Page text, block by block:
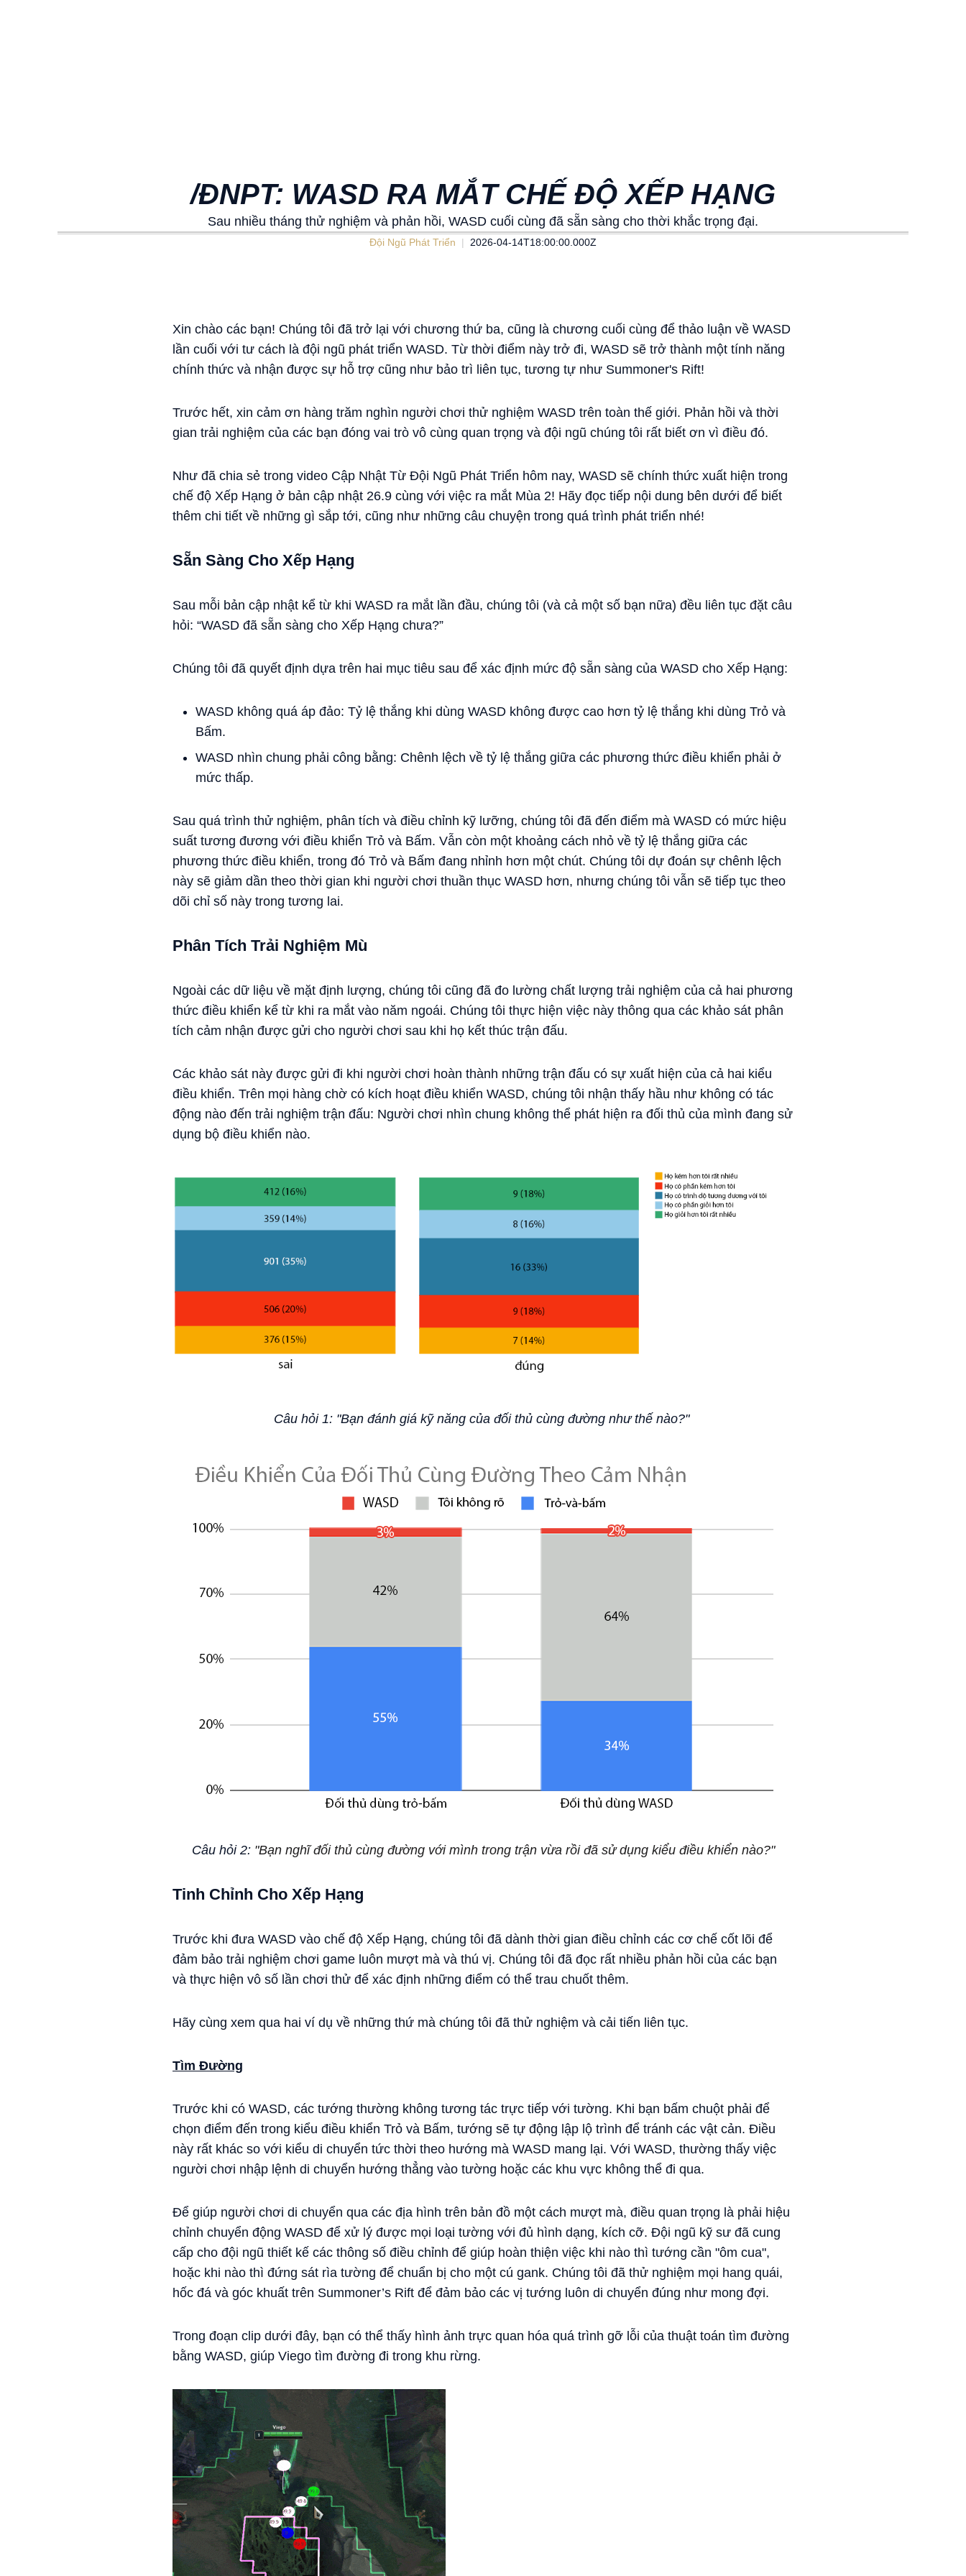
/ĐNPT: WASD RA MẮT CHẾ ĐỘ XẾP HẠNG
Sau nhiều tháng thử nghiệm và phản hồi, WASD cuối cùng đã sẵn sàng cho thời khắc trọng đại.
Đội Ngũ Phát Triển 2026-04-14T18:00:00.000Z
Xin chào các bạn! Chúng tôi đã trở lại với chương thứ ba, cũng là chương cuối cùng để thảo luận về WASD
lần cuối với tư cách là đội ngũ phát triển WASD. Từ thời điểm này trở đi, WASD sẽ trở thành một tính năng
chính thức và nhận được sự hỗ trợ cũng như bảo trì liên tục, tương tự như Summoner's Rift!
Trước hết, xin cảm ơn hàng trăm nghìn người chơi thử nghiệm WASD trên toàn thế giới. Phản hồi và thời
gian trải nghiệm của các bạn đóng vai trò vô cùng quan trọng và đội ngũ chúng tôi rất biết ơn vì điều đó.
Như đã chia sẻ trong video Cập Nhật Từ Đội Ngũ Phát Triển hôm nay, WASD sẽ chính thức xuất hiện trong
chế độ Xếp Hạng ở bản cập nhật 26.9 cùng với việc ra mắt Mùa 2! Hãy đọc tiếp nội dung bên dưới để biết
thêm chi tiết về những gì sắp tới, cũng như những câu chuyện trong quá trình phát triển nhé!
Sẵn Sàng Cho Xếp Hạng
Sau mỗi bản cập nhật kể từ khi WASD ra mắt lần đầu, chúng tôi (và cả một số bạn nữa) đều liên tục đặt câu
hỏi: “WASD đã sẵn sàng cho Xếp Hạng chưa?”
Chúng tôi đã quyết định dựa trên hai mục tiêu sau để xác định mức độ sẵn sàng của WASD cho Xếp Hạng:
WASD không quá áp đảo: Tỷ lệ thắng khi dùng WASD không được cao hơn tỷ lệ thắng khi dùng Trỏ và
Bấm.
WASD nhìn chung phải công bằng: Chênh lệch về tỷ lệ thắng giữa các phương thức điều khiển phải ở
mức thấp.
Sau quá trình thử nghiệm, phân tích và điều chỉnh kỹ lưỡng, chúng tôi đã đến điểm mà WASD có mức hiệu
suất tương đương với điều khiển Trỏ và Bấm. Vẫn còn một khoảng cách nhỏ về tỷ lệ thắng giữa các
phương thức điều khiển, trong đó Trỏ và Bấm đang nhỉnh hơn một chút. Chúng tôi dự đoán sự chênh lệch
này sẽ giảm dần theo thời gian khi người chơi thuần thục WASD hơn, nhưng chúng tôi vẫn sẽ tiếp tục theo
dõi chỉ số này trong tương lai.
Phân Tích Trải Nghiệm Mù
Ngoài các dữ liệu về mặt định lượng, chúng tôi cũng đã đo lường chất lượng trải nghiệm của cả hai phương
thức điều khiển kể từ khi ra mắt vào năm ngoái. Chúng tôi thực hiện việc này thông qua các khảo sát phân
tích cảm nhận được gửi cho người chơi sau khi họ kết thúc trận đấu.
Các khảo sát này được gửi đi khi người chơi hoàn thành những trận đấu có sự xuất hiện của cả hai kiểu
điều khiển. Trên mọi hàng chờ có kích hoạt điều khiển WASD, chúng tôi nhận thấy hầu như không có tác
động nào đến trải nghiệm trận đấu: Người chơi nhìn chung không thể phát hiện ra đối thủ của mình đang sử
dụng bộ điều khiển nào.
Câu hỏi 1: "Bạn đánh giá kỹ năng của đối thủ cùng đường như thế nào?"
Câu hỏi 2: "Bạn nghĩ đối thủ cùng đường với mình trong trận vừa rồi đã sử dụng kiểu điều khiển nào?"
Tinh Chỉnh Cho Xếp Hạng
Trước khi đưa WASD vào chế độ Xếp Hạng, chúng tôi đã dành thời gian điều chỉnh các cơ chế cốt lõi để
đảm bảo trải nghiệm chơi game luôn mượt mà và thú vị. Chúng tôi đã đọc rất nhiều phản hồi của các bạn
và thực hiện vô số lần chơi thử để xác định những điểm có thể trau chuốt thêm.
Hãy cùng xem qua hai ví dụ về những thứ mà chúng tôi đã thử nghiệm và cải tiến liên tục.
Tìm Đường
Trước khi có WASD, các tướng thường không tương tác trực tiếp với tường. Khi bạn bấm chuột phải để
chọn điểm đến trong kiểu điều khiển Trỏ và Bấm, tướng sẽ tự động lập lộ trình để tránh các vật cản. Điều
này rất khác so với kiểu di chuyển tức thời theo hướng mà WASD mang lại. Với WASD, thường thấy việc
người chơi nhập lệnh di chuyển hướng thẳng vào tường hoặc các khu vực không thể đi qua.
Để giúp người chơi di chuyển qua các địa hình trên bản đồ một cách mượt mà, điều quan trọng là phải hiệu
chỉnh chuyển động WASD để xử lý được mọi loại tường với đủ hình dạng, kích cỡ. Đội ngũ kỹ sư đã cung
cấp cho đội ngũ thiết kế các thông số điều chỉnh để giúp hoàn thiện việc khi nào thì tướng cần "ôm cua",
hoặc khi nào thì đứng sát rìa tường để chuẩn bị cho một cú gank. Chúng tôi đã thử nghiệm mọi hang quái,
hốc đá và góc khuất trên Summoner’s Rift để đảm bảo các vị tướng luôn di chuyển đúng như mong đợi.
Trong đoạn clip dưới đây, bạn có thể thấy hình ảnh trực quan hóa quá trình gỡ lỗi của thuật toán tìm đường
bằng WASD, giúp Viego tìm đường đi trong khu rừng.